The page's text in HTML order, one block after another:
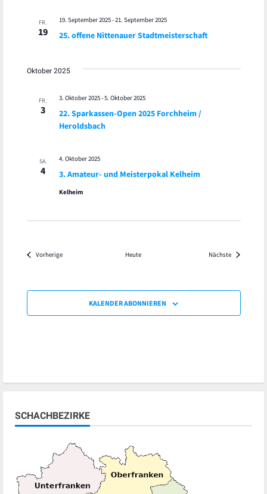
FR.
19 25. offene Nittenauer Stadtmeisterschaft
19. September 2025-21. September 2025
Oktober 2025
FR.
3
22. Sparkassen-Open 2025 Forchheim /
Heroldsbach
3. Oktober 2025-5. Oktober 2025
SA.
4 3. Amateur- und Meisterpokal Kelheim
4. Oktober 2025
Kelheim
VorherigeVeranstaltungen Heute Nächste
KALENDER ABONNIEREN
SCHACHBEZIRKE